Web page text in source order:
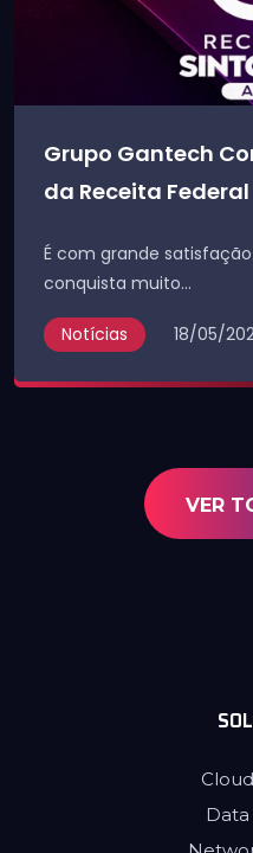
Grupo Gantech
da Receita Federal
É com grande
conquista muito...
Notícias 18/05/
VER
Data